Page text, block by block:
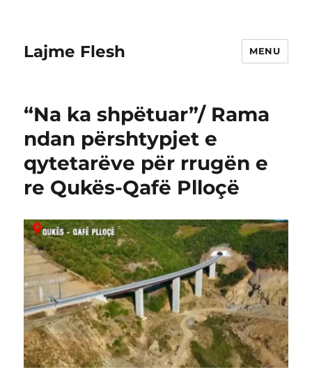
Lajme Flesh MENU
“Na ka shpëtuar”/ Rama
ndan përshtypjet e
qytetarëve për rrugën e
re Qukës-Qafë Plloçë